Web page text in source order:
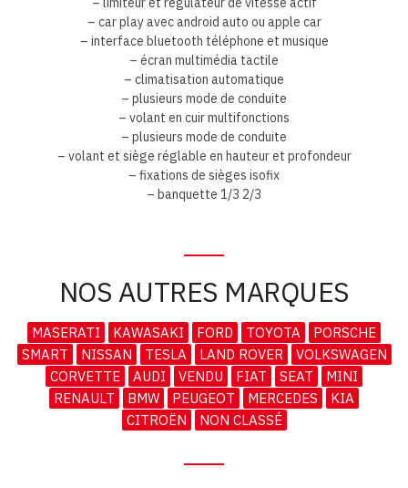
– car play avec android auto ou apple car
– interface bluetooth téléphone et musique
– écran multimédia tactile
– climatisation automatique
– plusieurs mode de conduite
– volant en cuir multifonctions
– plusieurs mode de conduite
– volant et siège réglable en hauteur et profondeur
– fixations de sièges isofix
– banquette 1/3 2/3
NOS AUTRES MARQUES
MASERATI KAWASAKI FORD TOYOTA
PORSCHE
SMART
NISSAN TESLA LAND ROVER
VOLKSWAGEN
CORVETTE
AUDI VENDU FIAT SEAT
MINI
RENAULT
BMW PEUGEOT MERCEDES
KIA
CITROËN
NON CLASSÉ